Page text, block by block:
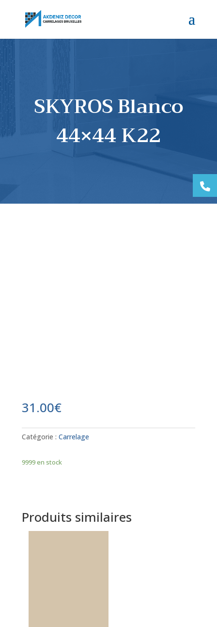
SKYROS Blanco
44×44 K22
31.00€
Catégorie : Carrelage
9999 en stock
Produits similaires